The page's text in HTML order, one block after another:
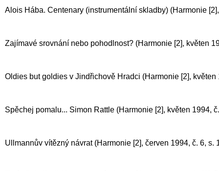
Alois Hába. Centenary (instrumentální skladby) (Harmonie
Zajímavé srovnání nebo pohodlnost? (Harmonie [2], květen
Oldies but goldies v Jindřichově Hradci (Harmonie [2], květen
Spěchej pomalu... Simon Rattle (Harmonie [2], květen 1994,
Ullmannův vítězný návrat (Harmonie [2], červen 1994, č. 6, s.